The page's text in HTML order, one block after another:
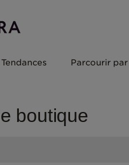
Parcourir par
boutique